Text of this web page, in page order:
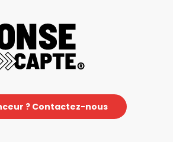
? Contactez-nous